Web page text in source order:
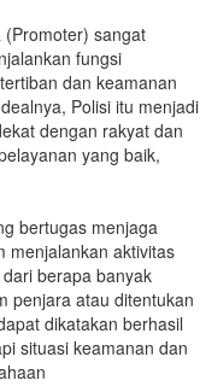
sangat
fungsi
dan keamanan
Polisi itu menjadi
dengan rakyat dan
yang baik,
bertugas menjaga
menjalankan aktivitas
berapa banyak
penjara atau ditentukan
dikatakan berhasil
situasi keamanan dan